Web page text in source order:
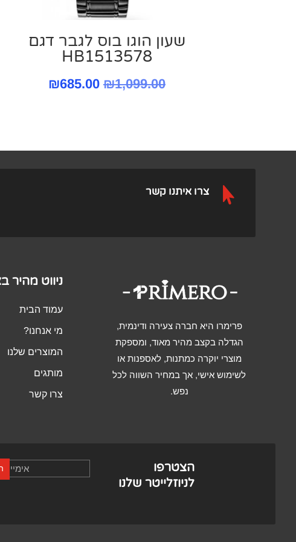
שעון הוגו בוס לגבר דגם
HB1513578
₪1,099.00
המחיר
₪1,099.00.
₪685.00
 צרו איתנו קשר
ניווט מהיר
עמוד הבית
מי אנחנו?
המוצרים שלנו
מותגים
צרו קשר
פרימרו היא חברה צעירה ודינמית,
הגדלה בקצב מהיר מאוד, ומספקת
מוצרי יוקרה כמתנות, לאספנות או
לשימוש אישי, אך במחיר השווה לכל
נפש.
הצטרפו
לניוזלייטר שלנו